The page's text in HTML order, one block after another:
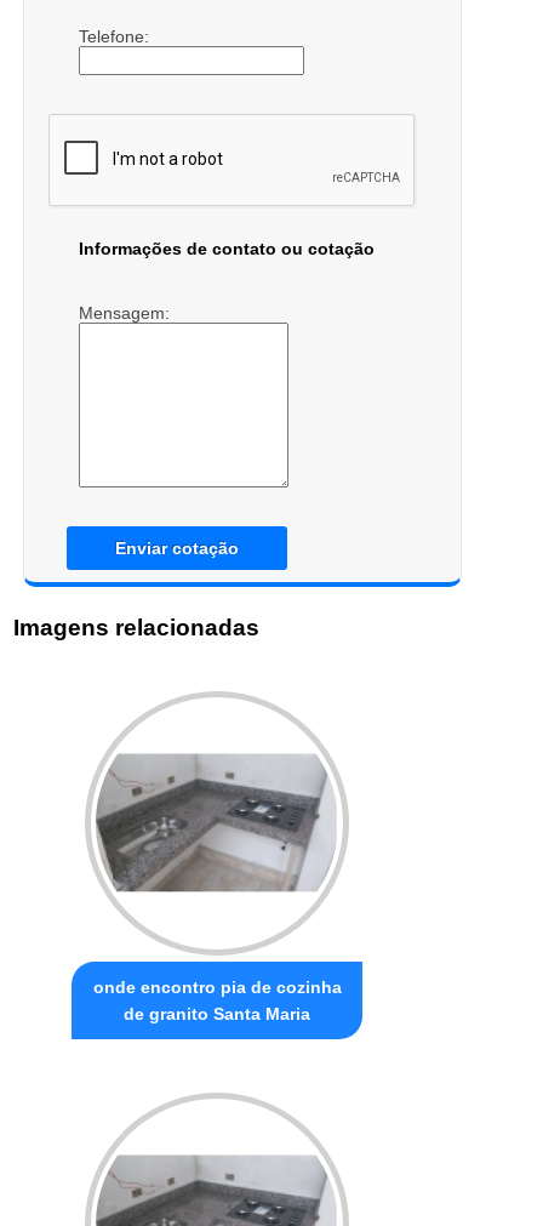
Telefone:
Informações de contato ou cotação
Mensagem:
Enviar cotação
Imagens relacionadas
onde encontro pia de cozinha
de granito Santa Maria